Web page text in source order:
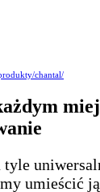
chantal/
tyle
umieścić